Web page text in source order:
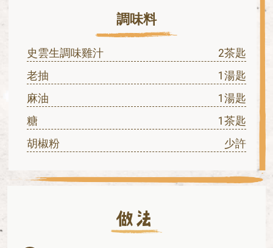
調味料
史雲生調味雞汁
2茶匙
老抽
1湯匙
麻油
1湯匙
糖
1茶匙
胡椒粉
少許